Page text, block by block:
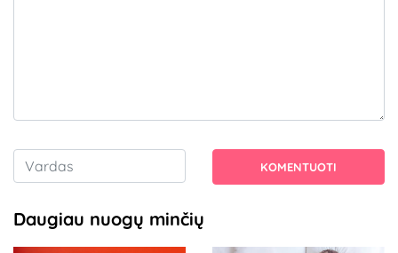
KOMENTUOTI
Daugiau nuogų minčių